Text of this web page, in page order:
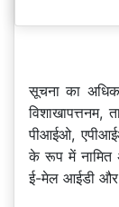
सूचना का
पीआईओ,
के रूप में नामित
ई-मेल आईडी और